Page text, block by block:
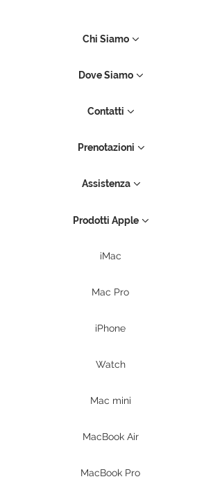
Chi Siamo
Dove Siamo
Contatti
Prenotazioni
Assistenza
Prodotti Apple
iMac
Mac Pro
iPhone
Watch
Mac mini
MacBook Air
MacBook Pro